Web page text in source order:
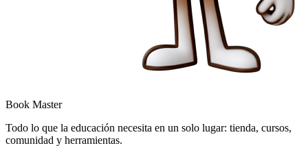
Book Master
Todo lo que la educación necesita en un solo lugar: tienda, cursos,
comunidad y herramientas.